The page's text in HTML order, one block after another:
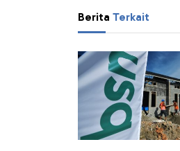
Berita Terkait